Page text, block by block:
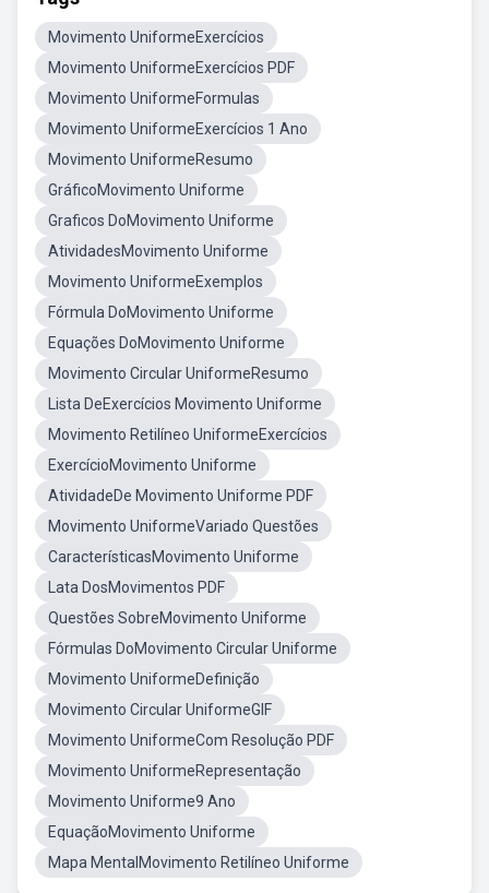
Movimento UniformeExercícios
Movimento UniformeExercícios PDF
Movimento UniformeFormulas
Movimento UniformeExercícios 1 Ano
Movimento UniformeResumo
GráficoMovimento Uniforme
Graficos DoMovimento Uniforme
AtividadesMovimento Uniforme
Movimento UniformeExemplos
Fórmula DoMovimento Uniforme
Equações DoMovimento Uniforme
Movimento Circular UniformeResumo
Lista DeExercícios Movimento Uniforme
Movimento Retilíneo UniformeExercícios
ExercícioMovimento Uniforme
AtividadeDe Movimento Uniforme PDF
Movimento UniformeVariado Questões
CaracterísticasMovimento Uniforme
Lata DosMovimentos PDF
Questões SobreMovimento Uniforme
Fórmulas DoMovimento Circular Uniforme
Movimento UniformeDefinição
Movimento Circular UniformeGIF
Movimento UniformeCom Resolução PDF
Movimento UniformeRepresentação
Movimento Uniforme9 Ano
EquaçãoMovimento Uniforme
Mapa MentalMovimento Retilíneo Uniforme